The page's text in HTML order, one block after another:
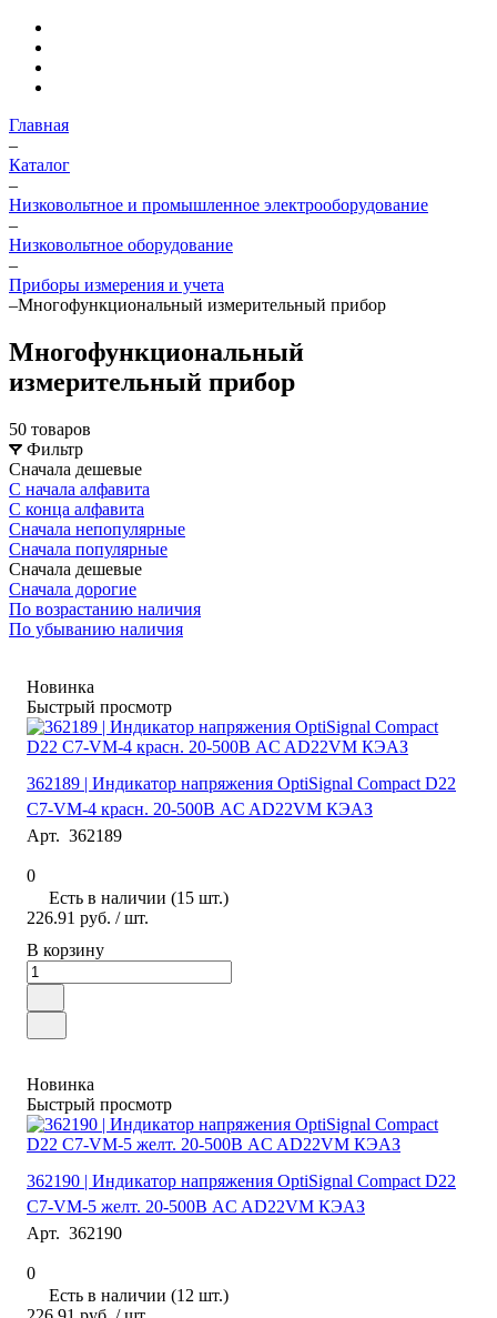
Главная
–
Каталог
–
Низковольтное и промышленное электрооборудование
–
Низковольтное оборудование
–
Приборы измерения и учета
–Многофункциональный измерительный прибор
Многофункциональный
измерительный прибор
50 товаров
Фильтр
Сначала дешевые
С начала алфавита
С конца алфавита
Сначала непопулярные
Сначала популярные
Сначала дешевые
Сначала дорогие
По возрастанию наличия
По убыванию наличия
Новинка
Быстрый просмотр
362189 | Индикатор напряжения OptiSignal Compact D22
С7-VM-4 красн. 20-500В AC AD22VM КЭАЗ
Арт. 362189
0
Есть в наличии (15 шт.)
226.91 руб. / шт.
В корзину
Новинка
Быстрый просмотр
362190 | Индикатор напряжения OptiSignal Compact D22
С7-VM-5 желт. 20-500В AC AD22VM КЭАЗ
Арт. 362190
0
Есть в наличии (12 шт.)